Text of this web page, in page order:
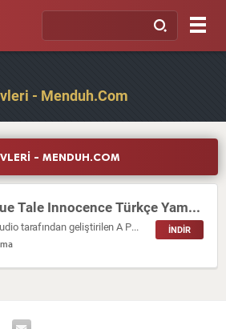
- Menduh.Com
- MENDUH.COM
A Plague Tale Innocence Türkçe Yama (2025)
Asobo Studio tarafından geliştirilen A Plague Tale: Requiem, duygusal derinliği, sinematik anlatımı ve güçlü karakter ilişkileriyle öne çıkan bir başyapıt olarak […] İNDİR